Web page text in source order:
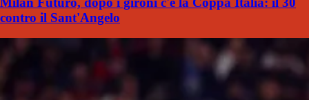
contro il Sant'Angelo